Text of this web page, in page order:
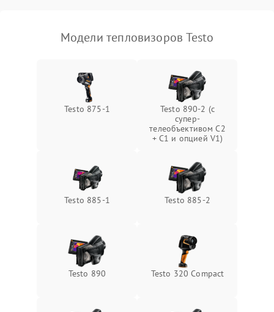
Модели тепловизоров Testo
Testo 875-1
Testo 890-2 (c
супер-
телеобъективом C2
+ C1 и опцией V1)
Testo 885-1 Testo 885-2
Testo 890 Testo 320 Compact